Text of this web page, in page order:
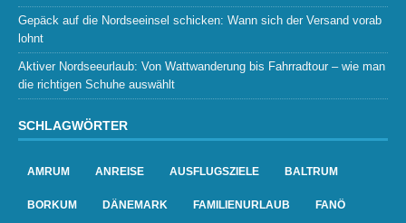
Gepäck auf die Nordseeinsel schicken: Wann sich der Versand vorab
lohnt
Aktiver Nordseeurlaub: Von Wattwanderung bis Fahrradtour – wie man
die richtigen Schuhe auswählt
SCHLAGWÖRTER
AMRUM ANREISE AUSFLUGSZIELE BALTRUM
BORKUM DÄNEMARK FAMILIENURLAUB FANÖ